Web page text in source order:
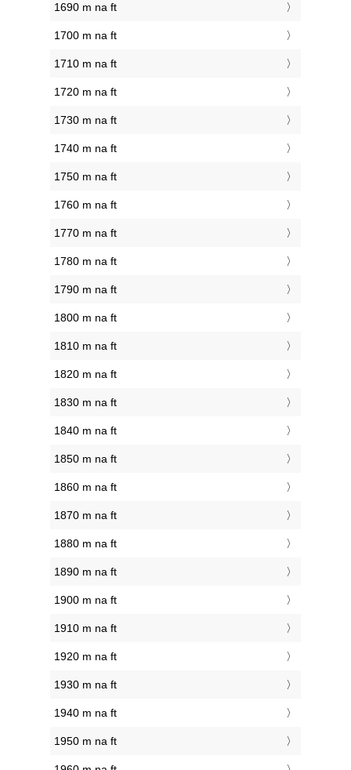
1690 m na ft
1700 m na ft
1710 m na ft
1720 m na ft
1730 m na ft
1740 m na ft
1750 m na ft
1760 m na ft
1770 m na ft
1780 m na ft
1790 m na ft
1800 m na ft
1810 m na ft
1820 m na ft
1830 m na ft
1840 m na ft
1850 m na ft
1860 m na ft
1870 m na ft
1880 m na ft
1890 m na ft
1900 m na ft
1910 m na ft
1920 m na ft
1930 m na ft
1940 m na ft
1950 m na ft